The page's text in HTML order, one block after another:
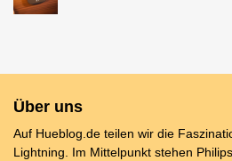
Über uns
Auf Hueblog.de teilen wir die
Lightning. Im Mittelpunkt stehen